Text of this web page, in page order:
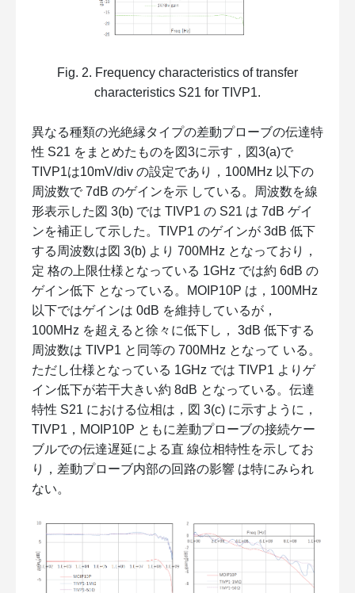
Fig. 2. Frequency characteristics of transfer
characteristics S21 for TIVP1.
異なる種類の光絶縁タイプの差動プローブの伝達特
性 S21 をまとめたものを図3に示す，図3(a)で
TIVP1は10mV/div の設定であり，100MHz 以下の
周波数で 7dB のゲインを示 している。周波数を線
形表示した図 3(b) では TIVP1 の S21 は 7dB ゲイ
ンを補正して示した。TIVP1 のゲインが 3dB 低下
する周波数は図 3(b) より 700MHz となっており，
定 格の上限仕様となっている 1GHz では約 6dB の
ゲイン低下 となっている。MOIP10P は，100MHz
以下ではゲインは 0dB を維持しているが，
100MHz を超えると徐々に低下し， 3dB 低下する
周波数は TIVP1 と同等の 700MHz となって いる。
ただし仕様となっている 1GHz では TIVP1 よりゲ
イン低下が若干大きい約 8dB となっている。伝達
特性 S21 における位相は，図 3(c) に示すように，
TIVP1，MOIP10P ともに差動プローブの接続ケー
ブルでの伝達遅延による直 線位相特性を示してお
り，差動プローブ内部の回路の影響 は特にみられ
ない。